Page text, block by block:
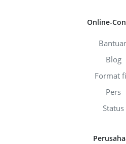
Online-
Blog
Format
Pers
Status